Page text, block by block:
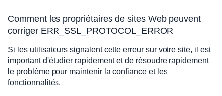
Comment les propriétaires de sites Web peuvent
corriger ERR_SSL_PROTOCOL_ERROR
Si les utilisateurs signalent cette erreur sur votre site, il est
important d'étudier rapidement et de résoudre rapidement
le problème pour maintenir la confiance et les
fonctionnalités.